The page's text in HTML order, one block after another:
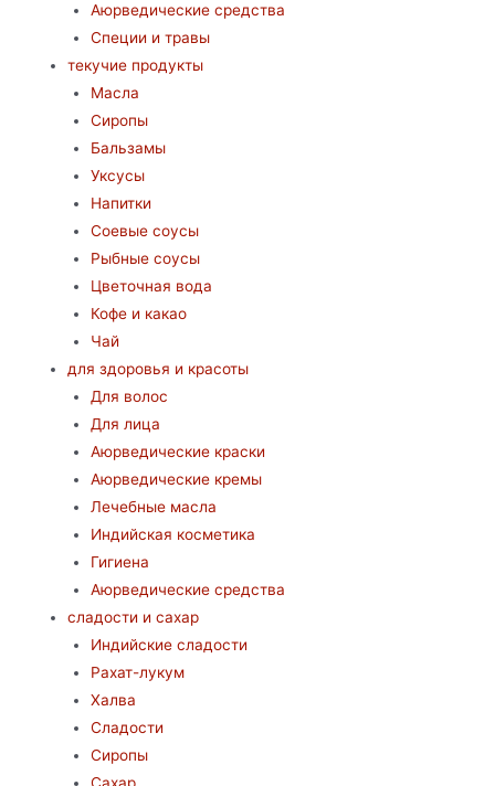
Аюрведические средства
Специи и травы
текучие продукты
Масла
Сиропы
Бальзамы
Уксусы
Напитки
Соевые соусы
Рыбные соусы
Цветочная вода
Кофе и какао
Чай
для здоровья и красоты
Для волос
Для лица
Аюрведические краски
Аюрведические кремы
Лечебные масла
Индийская косметика
Гигиена
Аюрведические средства
сладости и сахар
Индийские сладости
Рахат-лукум
Халва
Сладости
Сиропы